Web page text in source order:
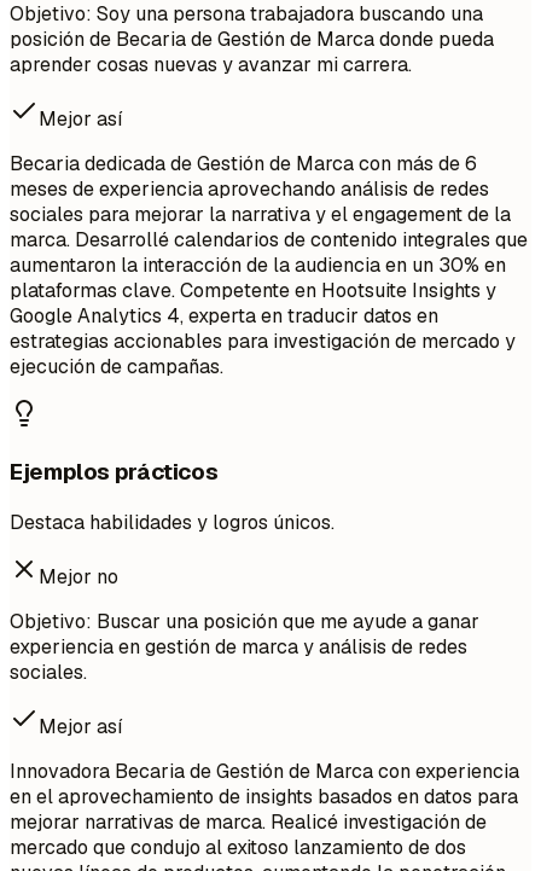
Objetivo: Soy una persona trabajadora buscando una
posición de Becaria de Gestión de Marca donde pueda
aprender cosas nuevas y avanzar mi carrera.
Mejor así
Becaria dedicada de Gestión de Marca con más de 6
meses de experiencia aprovechando análisis de redes
sociales para mejorar la narrativa y el engagement de la
marca. Desarrollé calendarios de contenido integrales que
aumentaron la interacción de la audiencia en un 30% en
plataformas clave. Competente en Hootsuite Insights y
Google Analytics 4, experta en traducir datos en
estrategias accionables para investigación de mercado y
ejecución de campañas.
Ejemplos prácticos
Destaca habilidades y logros únicos.
Mejor no
Objetivo: Buscar una posición que me ayude a ganar
experiencia en gestión de marca y análisis de redes
sociales.
Mejor así
Innovadora Becaria de Gestión de Marca con experiencia
en el aprovechamiento de insights basados en datos para
mejorar narrativas de marca. Realicé investigación de
mercado que condujo al exitoso lanzamiento de dos